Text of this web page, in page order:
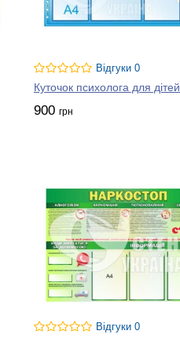
Відгуки 0
Куточок психолога для дітей
900 грн
Відгуки 0